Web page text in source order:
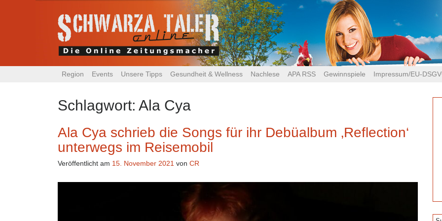
Region Events Unsere Tipps Gesundheit & Wellness Nachlese APA RSS Gewinnspiele Impressum/EU-
Schlagwort: Ala Cya
Ala Cya schrieb die Songs für ihr Debüalbum ‚Reflection‘
unterwegs im Reisemobil
Veröffentlicht am 15. November 2021 von CR